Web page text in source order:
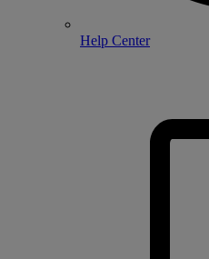
Help Center